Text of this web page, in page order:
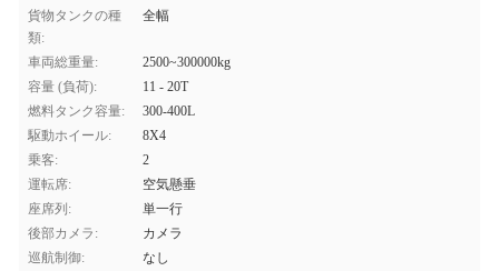
貨物タンクの種
類:
全幅
車両総重量:
2500~300000kg
容量 (負荷):
11 - 20T
燃料タンク容量:
300-400L
駆動ホイール:
8X4
乗客:
2
運転席:
空気懸垂
座席列:
単一行
後部カメラ:
カメラ
巡航制御:
なし